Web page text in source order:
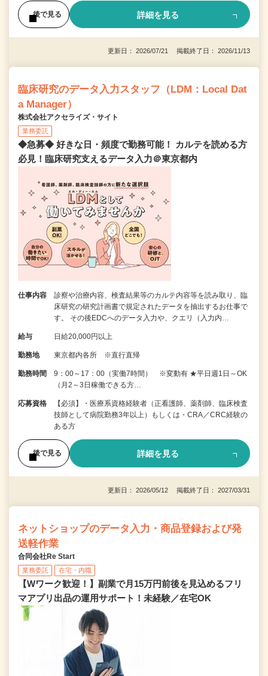
後で見る 詳細を見る
更新日： 2026/07/21 掲載終了日： 2026/11/13
臨床研究のデータ入力スタッフ（LDM：Local Dat
a Manager）
株式会社アクセライズ・サイト
業務委託
◆急募◆ 好きな日・頻度で勤務可能！ カルテを読める方
必見！臨床研究支えるデータ入力＠東京都内
仕事内容
診察や治療内容、検査結果等のカルテ内容等を読み取り、臨
床研究の研究計画書で規定されたデータを抽出するお仕事で
す。 その後EDCへのデータ入力や、クエリ（入力内…
給与 日給20,000円以上
勤務地 東京都内各所 ※直行直帰
勤務時間
9：00～17：00（実働7時間） ※変動有 ★平日週1日～OK
（月2～3日稼働できる方…
応募資格
【必須】・医療系資格経験者（正看護師、薬剤師、臨床検査
技師として病院勤務3年以上）もしくは・CRA／CRC経験の
ある方
後で見る 詳細を見る
更新日： 2026/05/12 掲載終了日： 2027/03/31
ネットショップのデータ入力・商品登録および発
送軽作業
合同会社Re Start
業務委託 在宅・内職
【Wワーク歓迎！】副業で月15万円前後を見込めるフリ
マアプリ出品の運用サポート！未経験／在宅OK